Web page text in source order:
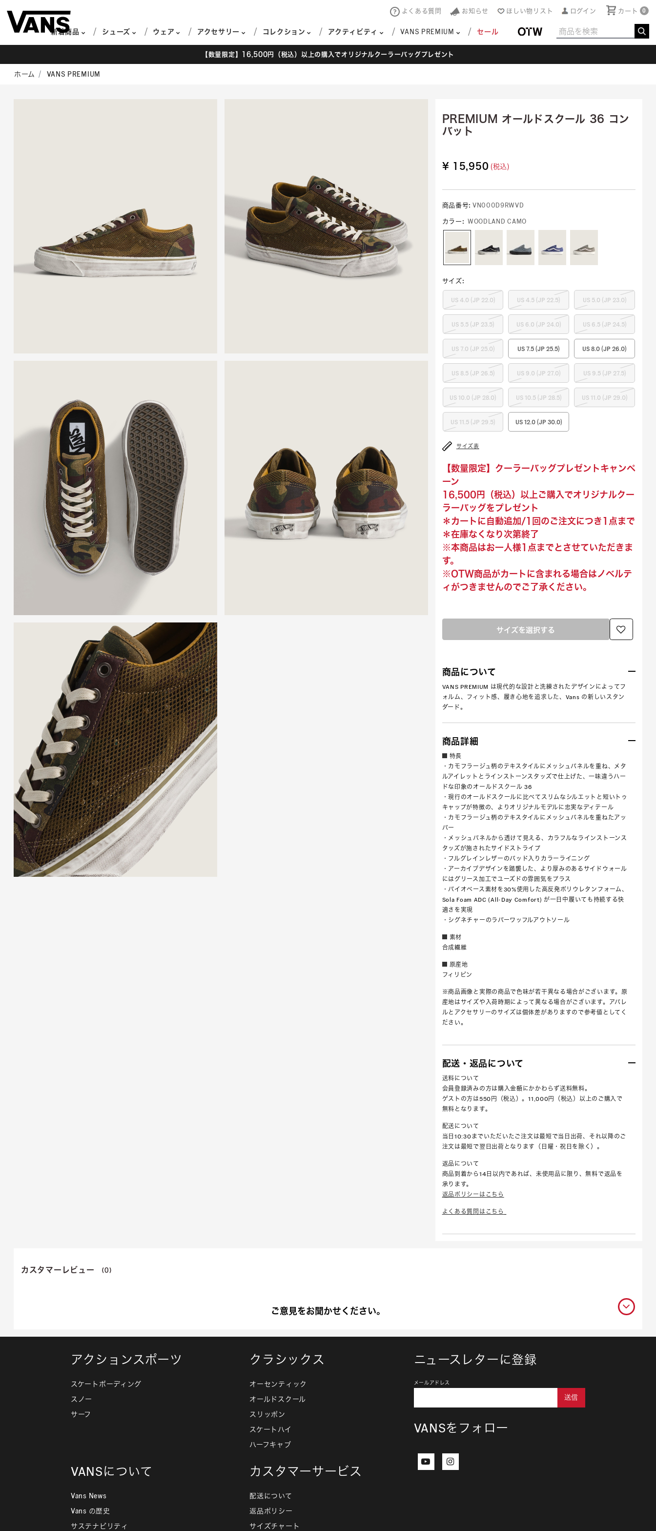
カート 0
よくある質問 お知らせ ほしい物リスト ログイン
新着商品 シューズ ウェア アクセサリー コレクション アクティビティ VANS PREMIUM セール
【数量限定】16,500円（税込）以上の購入でオリジナルクーラーバッグプレゼント
ホーム VANS PREMIUM
PREMIUM オールドスクール 36 コン
バット
¥ 15,950 (税込)
商品番号: VN000D9RWVD
カラー: WOODLAND CAMO
サイズ:
US 4.0 (JP 22.0) US 4.5 (JP 22.5) US 5.0 (JP 23.0)
US 5.5 (JP 23.5) US 6.0 (JP 24.0) US 6.5 (JP 24.5)
US 7.0 (JP 25.0) US 7.5 (JP 25.5) US 8.0 (JP 26.0)
US 8.5 (JP 26.5) US 9.0 (JP 27.0) US 9.5 (JP 27.5)
US 10.0 (JP 28.0) US 10.5 (JP 28.5) US 11.0 (JP 29.0)
US 11.5 (JP 29.5) US 12.0 (JP 30.0)
サイズ表
【数量限定】クーラーバッグプレゼントキャンペ
ーン
16,500円（税込）以上ご購入でオリジナルクー
ラーバッグをプレゼント
＊カートに自動追加/1回のご注文につき1点まで
＊在庫なくなり次第終了
※本商品はお一人様1点までとさせていただきま
す。
※OTW商品がカートに含まれる場合はノベルテ
ィがつきませんのでご了承ください。
サイズを選択する
商品について
VANS PREMIUM は現代的な設計と洗練されたデザインによってフ
ォルム、フィット感、履き心地を追求した、Vans の新しいスタン
ダード。
商品詳細
特長
・カモフラージュ柄のテキスタイルにメッシュパネルを重ね、メタ
ルアイレットとラインストーンスタッズで仕上げた、一味違うハー
ドな印象のオールドスクール 36
・現行のオールドスクールに比べてスリムなシルエットと短いトゥ
キャップが特徴の、よりオリジナルモデルに忠実なディテール
・カモフラージュ柄のテキスタイルにメッシュパネルを重ねたアッ
パー
・メッシュパネルから透けて見える、カラフルなラインストーンス
タッズが施されたサイドストライプ
・フルグレインレザーのパッド入りカラーライニング
・アーカイブデザインを踏襲した、より厚みのあるサイドウォール
にはグリース加工でユーズドの雰囲気をプラス
・バイオベース素材を30%使用した高反発ポリウレタンフォーム、
Sola Foam ADC (All-Day Comfort) が一日中履いても持続する快
適さを実現
・シグネチャーのラバーワッフルアウトソール
素材
合成繊維
原産地
フィリピン
※商品画像と実際の商品で色味が若干異なる場合がございます。原
産地はサイズや入荷時期によって異なる場合がございます。アパレ
ルとアクセサリーのサイズは個体差がありますので参考値としてく
ださい。
配送・返品について
送料について
会員登録済みの方は購入金額にかかわらず送料無料。
ゲストの方は550円（税込）。11,000円（税込）以上のご購入で
無料となります。
配送について
当日10:30までいただいたご注文は最短で当日出荷、それ以降のご
注文は最短で翌日出荷となります（日曜・祝日を除く）。
返品について
商品到着から14日以内であれば、未使用品に限り、無料で返品を
承ります。
返品ポリシーはこちら
よくある質問はこちら
カスタマーレビュー (0)
ご意見をお聞かせください。
アクションスポーツ
スケートボーディング
スノー
サーフ
クラシックス
オーセンティック
オールドスクール
スリッポン
スケートハイ
ハーフキャブ
VANSについて
Vans News
Vans の歴史
サステナビリティ
カスタマーサービス
配送について
返品ポリシー
サイズチャート
VANSをフォロー
ニュースレターに登録
メールアドレス
送信